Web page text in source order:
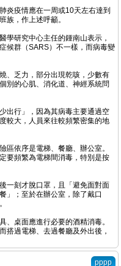
炎疫情應在一周或10天左右達到
族，作上述呼籲。
學研究中心主任的鍾南山表示，
候群（SARS）不一樣，而病毒變
、乏力，部分出現乾咳，少數有
別的心肌、消化道、神經系統問
出行」，因為其病毒主要通過空
較大，人員來往較頻繁密集的地
區依序是電梯、餐廳、辦公室。
要頻繁為電梯間消毒，特別是按
一刻才脫口罩，且「避免面對面
」；至於在辦公室，除了戴口
、桌面應進行必要的酒精消毒。
搭過電梯、去過餐廳及外出後，
pppp